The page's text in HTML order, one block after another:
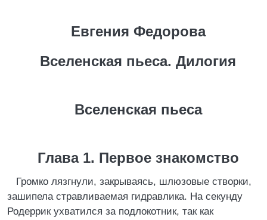
Евгения Федорова
Вселенская пьеса. Дилогия
Вселенская пьеса
Глава 1. Первое знакомство
Громко лязгнули, закрываясь, шлюзовые створки,
зашипела стравливаемая гидравлика. На секунду
Родеррик ухватился за подлокотник, так как